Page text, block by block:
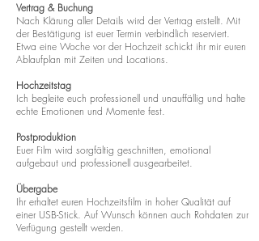
Vertrag & Buchung
Nach Klärung aller Details wird der Vertrag erstellt. Mit
der Bestätigung ist euer Termin verbindlich reserviert.
Etwa eine Woche vor der Hochzeit schickt ihr mir euren
Ablaufplan mit Zeiten und Locations.
Hochzeitstag
Ich begleite euch professionell und unauffällig und halte
echte Emotionen und Momente fest.
Postproduktion
Euer Film wird sorgfältig geschnitten, emotional
aufgebaut und professionell ausgearbeitet.
Übergabe
Ihr erhaltet euren Hochzeitsfilm in hoher Qualität auf
einer USB-Stick. Auf Wunsch können auch Rohdaten zur
Verfügung gestellt werden.